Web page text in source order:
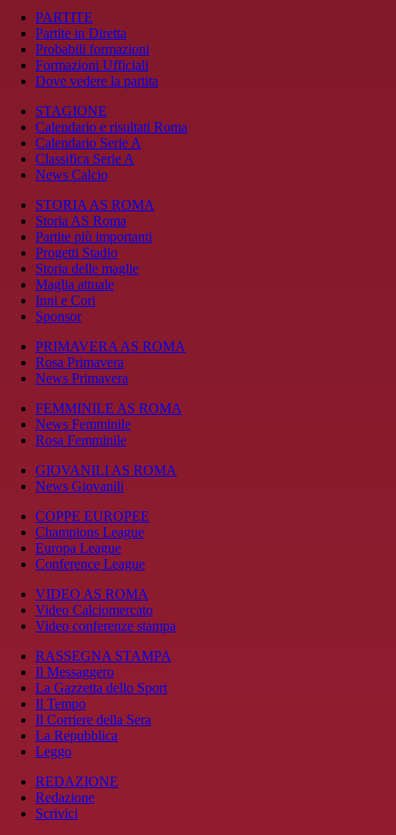
PARTITE
Partite in Diretta
Probabili formazioni
Formazioni Ufficiali
Dove vedere la partita
STAGIONE
Calendario e risultati Roma
Calendario Serie A
Classifica Serie A
News Calcio
STORIA AS ROMA
Storia AS Roma
Partite più importanti
Progetti Stadio
Storia delle maglie
Maglia attuale
Inni e Cori
Sponsor
PRIMAVERA AS ROMA
Rosa Primavera
News Primavera
FEMMINILE AS ROMA
News Femminile
Rosa Femminile
GIOVANILI AS ROMA
News Giovanili
COPPE EUROPEE
Champions League
Europa League
Conference League
VIDEO AS ROMA
Video Calciomercato
Video conferenze stampa
RASSEGNA STAMPA
Il Messaggero
La Gazzetta dello Sport
Il Tempo
Il Corriere della Sera
La Repubblica
Leggo
REDAZIONE
Redazione
Scrivici